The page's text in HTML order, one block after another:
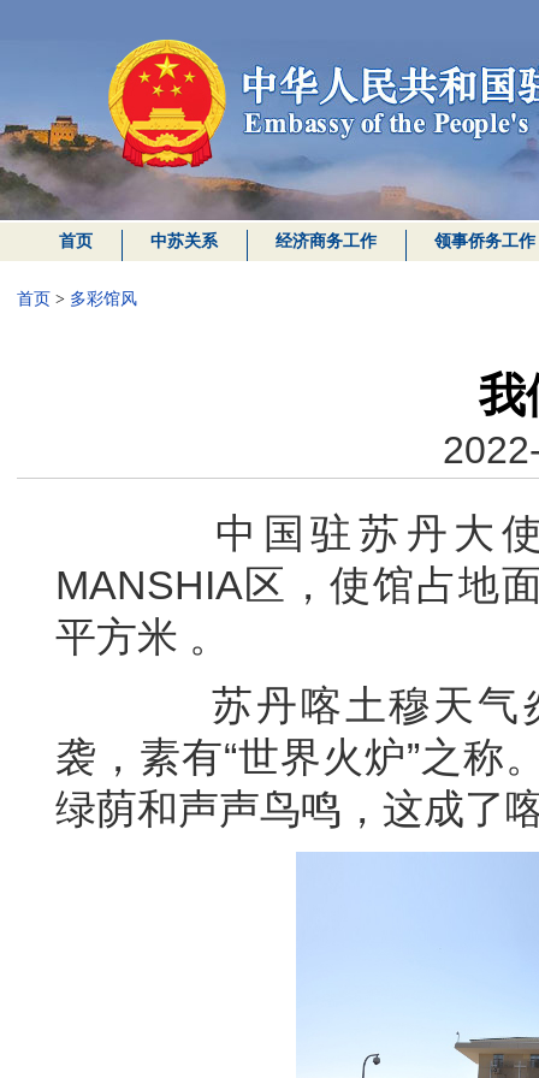
首页 中苏关系 经济商务工作 领事侨务工作
首页 > 多彩馆风
我
中国驻苏丹大使馆
MANSHIA区，使馆占地
平方米 。
苏丹喀土穆天气炎
袭，素有“世界火炉”之称
绿荫和声声鸟鸣，这成了